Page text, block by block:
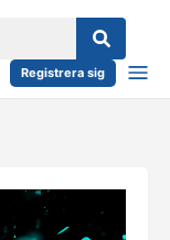
Registrera sig